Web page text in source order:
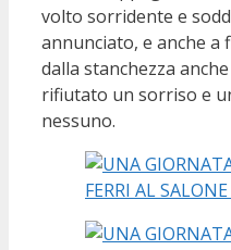
volto sorridente e
annunciato, e anche
dalla stanchezza
rifiutato un sorriso e
nessuno.